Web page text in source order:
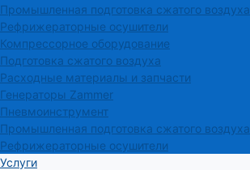
Промышленная подготовка сжатого воздуха
Рефрижераторные осушители
Компрессорное оборудование
Подготовка сжатого воздуха
Расходные материалы и запчасти
Генераторы Zammer
Пневмоинструмент
Промышленная подготовка сжатого воздуха
Рефрижераторные осушители
Услуги